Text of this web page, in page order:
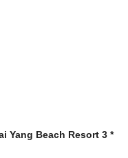
Yang Beach Resort 3 *